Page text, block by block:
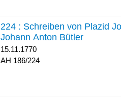
224 : Schreiben von Plazid
Johann Anton Bütler
15.11.1770
186/224